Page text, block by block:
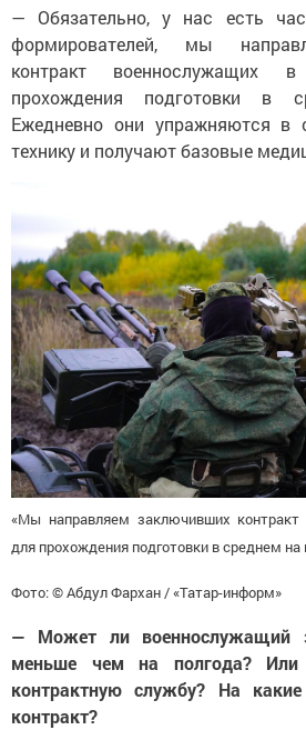
— Обязательно, у нас есть
формирователей, мы
контракт
прохождения подготовки в
Ежедневно они упражняются в
технику и получают базовые
«Мы направляем заключивших
для прохождения подготовки в среднем
Фото: © Абдул Фархан / «Татар-информ»
— Может ли военнослужащий
меньше чем на полгода? Или
контрактную службу? На
контракт?